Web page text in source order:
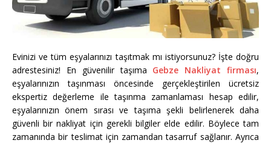
Evinizi ve tüm eşyalarınızı taşıtmak mı istiyorsunuz? İşte doğru
adrestesiniz! En güvenilir taşıma Gebze Nakliyat firması,
eşyalarınızın taşınması öncesinde gerçekleştirilen ücretsiz
ekspertiz değerleme ile taşınma zamanlaması hesap edilir,
eşyalarınızın önem sırası ve taşıma şekli belirlenerek daha
güvenli bir nakliyat için gerekli bilgiler elde edilir. Böylece tam
zamanında bir teslimat için zamandan tasarruf sağlanır. Ayrıca